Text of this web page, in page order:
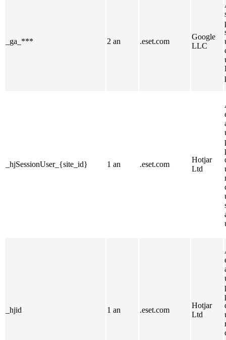
_ga_*** 2 an .eset.com
Google
LLC
_hjSessionUser_{site_id} 1 an .eset.com
Hotjar
Ltd
_hjid 1 an .eset.com
Hotjar
Ltd